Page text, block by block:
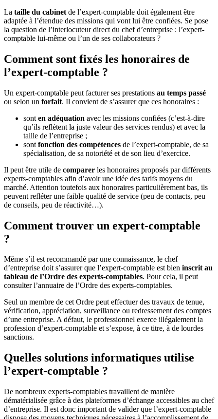
La taille du cabinet de l’expert-comptable doit également être
adaptée à l’étendue des missions qui vont lui être confiées. Se pose
la question de l’interlocuteur direct du chef d’entreprise : l’expert-
comptable lui-même ou l’un de ses collaborateurs ?
Comment sont fixés les honoraires de
l’expert-comptable ?
Un expert-comptable peut facturer ses prestations au temps passé
ou selon un forfait. Il convient de s’assurer que ces honoraires :
sont en adéquation avec les missions confiées (c’est-à-dire
qu’ils reflètent la juste valeur des services rendus) et avec la
taille de l’entreprise ;
sont fonction des compétences de l’expert-comptable, de sa
spécialisation, de sa notoriété et de son lieu d’exercice.
Il peut être utile de comparer les honoraires proposés par différents
experts-comptables afin d’avoir une idée des tarifs moyens du
marché. Attention toutefois aux honoraires particulièrement bas, ils
peuvent refléter une faible qualité de service (peu de contacts, peu
de conseils, peu de réactivité…).
Comment trouver un expert-comptable
?
Même s’il est recommandé par une connaissance, le chef
d’entreprise doit s’assurer que l’expert-comptable est bien inscrit au
tableau de l’Ordre des experts-comptables. Pour cela, il peut
consulter l’annuaire de l’Ordre des experts-comptables.
Seul un membre de cet Ordre peut effectuer des travaux de tenue,
vérification, appréciation, surveillance ou redressement des comptes
d’une entreprise. A défaut, le professionnel exerce illégalement la
profession d’expert-comptable et s’expose, à ce titre, à de lourdes
sanctions.
Quelles solutions informatiques utilise
l’expert-comptable ?
De nombreux experts-comptables travaillent de manière
dématérialisée grâce à des plateformes d’échange accessibles au chef
d’entreprise. Il est donc important de valider que l’expert-comptable